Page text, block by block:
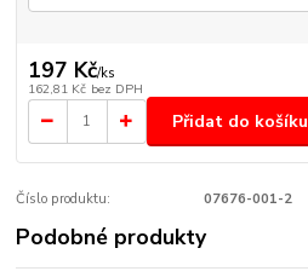
197 Kč/ks
162,81 Kč bez DPH
Přidat do košíku
Číslo produktu: 07676-001-2
Podobné produkty